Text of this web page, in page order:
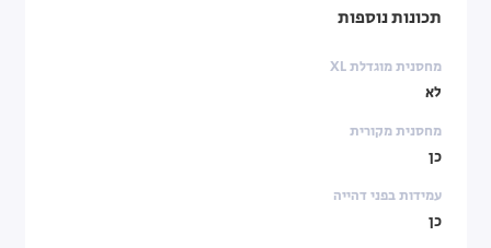
תכונות נוספות
מחסנית מוגדלת XL
לא
מחסנית מקורית
כן
עמידות בפני דהייה
כן